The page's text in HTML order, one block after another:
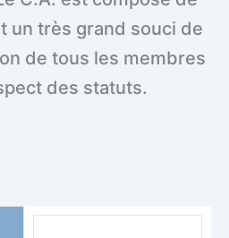
un très grand souci de
de tous les membres
des statuts.